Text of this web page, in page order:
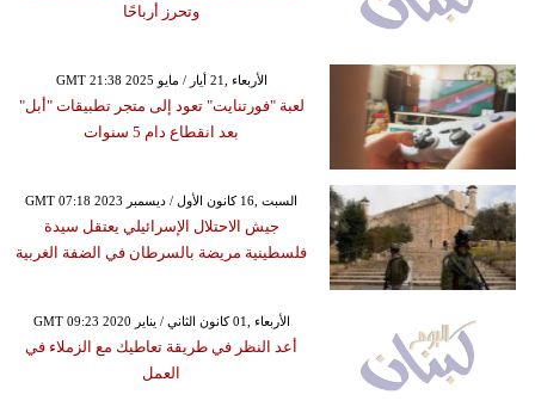
وتحرز أرباحًا
GMT 21:38 2025 الأربعاء ,21 أيار / مايو
لعبة "فورتنايت" تعود إلى متجر تطبيقات "أبل"
بعد انقطاع دام 5 سنوات
GMT 07:18 2023 السبت ,16 كانون الأول / ديسمبر
جيش الاحتلال الإسرائيلي يعتقل سيدة
فلسطينية مريضة بالسرطان في الضفة الغربية
GMT 09:23 2020 الأربعاء ,01 كانون الثاني / يناير
أعد النظر في طريقة تعاطيك مع الزملاء في
العمل